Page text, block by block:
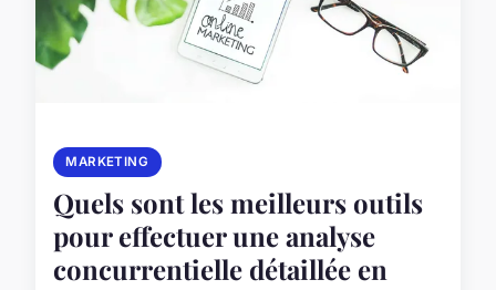
MARKETING
Quels sont les meilleurs outils
pour effectuer une analyse
concurrentielle détaillée en